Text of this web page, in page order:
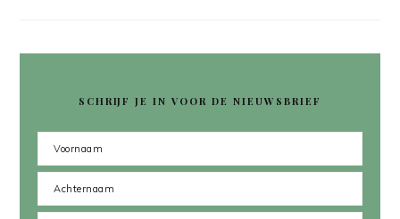
SCHRIJF JE IN VOOR DE NIEUWSBRIEF